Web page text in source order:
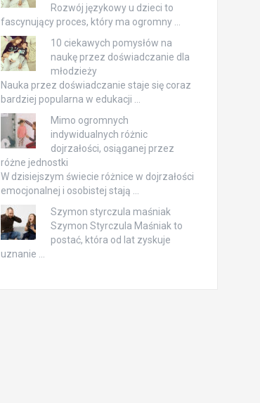
Rozwój językowy u dzieci to
fascynujący proces, który ma ogromny …
10 ciekawych pomysłów na
naukę przez doświadczanie dla
młodzieży
Nauka przez doświadczanie staje się coraz
bardziej popularna w edukacji …
Mimo ogromnych
indywidualnych różnic
dojrzałości, osiąganej przez
różne jednostki
W dzisiejszym świecie różnice w dojrzałości
emocjonalnej i osobistej stają …
Szymon styrczula maśniak
Szymon Styrczula Maśniak to
postać, która od lat zyskuje
uznanie …